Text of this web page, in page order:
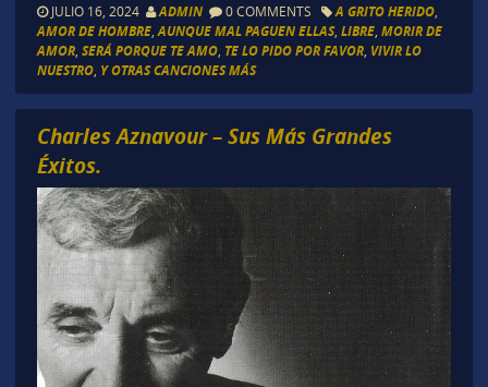
JULIO 16, 2024 ADMIN 0 COMMENTS A GRITO HERIDO,
AMOR DE HOMBRE, AUNQUE MAL PAGUEN ELLAS, LIBRE, MORIR DE
AMOR, SERÁ PORQUE TE AMO, TE LO PIDO POR FAVOR, VIVIR LO
NUESTRO, Y OTRAS CANCIONES MÁS
Charles Aznavour – Sus Más Grandes
Éxitos.